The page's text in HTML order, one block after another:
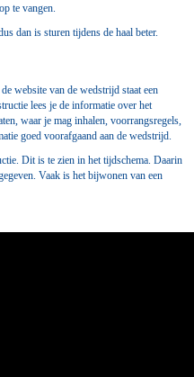
te vangen.
dan is sturen tijdens de haal beter.
website van de wedstrijd staat een
lees je de informatie over het
waar je mag inhalen, voorrangsregels,
goed voorafgaand aan de wedstrijd.
Dit is te zien in het tijdschema. Daarin
Vaak is het bijwonen van een